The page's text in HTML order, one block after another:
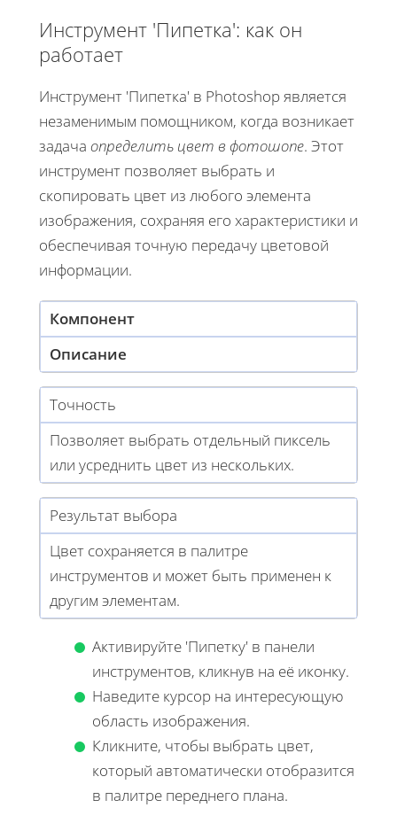
Инструмент 'Пипетка': как он
работает
Инструмент 'Пипетка' в Photoshop является
незаменимым помощником, когда возникает
задача определить цвет в фотошопе. Этот
инструмент позволяет выбрать и
скопировать цвет из любого элемента
изображения, сохраняя его характеристики и
обеспечивая точную передачу цветовой
информации.
Компонент
Описание
Точность
Позволяет выбрать отдельный пиксель
или усреднить цвет из нескольких.
Результат выбора
Цвет сохраняется в палитре
инструментов и может быть применен к
другим элементам.
Активируйте 'Пипетку' в панели
инструментов, кликнув на её иконку.
Наведите курсор на интересующую
область изображения.
Кликните, чтобы выбрать цвет,
который автоматически отобразится
в палитре переднего плана.